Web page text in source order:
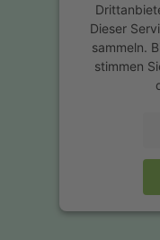
Dieser
sammeln.
stimmen